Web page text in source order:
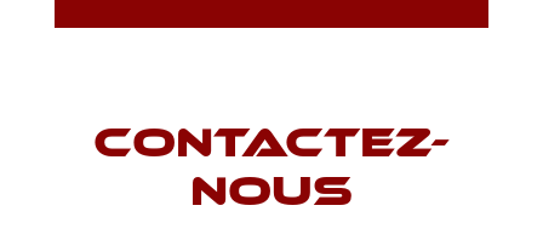
CONTACTEZ-
NOUS